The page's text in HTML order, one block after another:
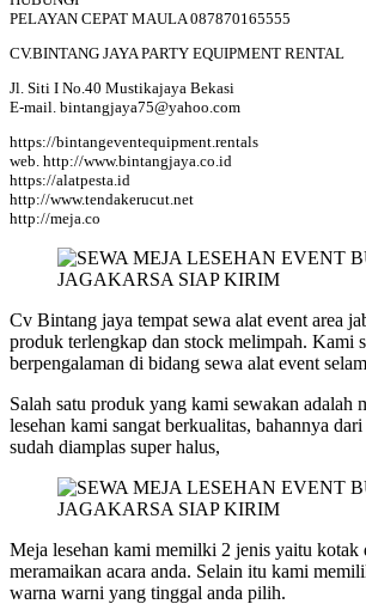
PELAYAN CEPAT MAULA 087870165555
CV.BINTANG JAYA PARTY EQUIPMENT RENTAL
Jl. Siti I No.40 Mustikajaya Bekasi
E-mail. bintangjaya75@yahoo.com
https://bintangeventequipment.rentals
web. http://www.bintangjaya.co.id
https://alatpesta.id
http://www.tendakerucut.net
http://meja.co
Cv Bintang jaya tempat sewa alat event area
produk terlengkap dan stock melimpah. Kami
berpengalaman di bidang sewa alat event
Salah satu produk yang kami sewakan adalah
lesehan kami sangat berkualitas, bahannya
sudah diamplas super halus,
Meja lesehan kami memilki 2 jenis yaitu kotak
meramaikan acara anda. Selain itu kami
warna warni yang tinggal anda pilih.